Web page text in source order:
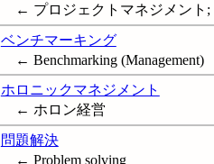
← プロジェクトマネジメント;
ベンチマーキング
← Benchmarking (Management)
ホロニックマネジメント
← ホロン経営
問題解決
← Problem solving